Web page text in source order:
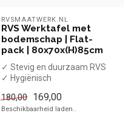
RVSMAATWERK.NL
RVS Werktafel met
bodemschap | Flat-
pack | 80x70x(H)85cm
✓ Stevig en duurzaam RVS
✓ Hygiënisch
✓ Flat-pack
x Zonder spat...
180,00 169,00
Beschikbaarheid laden..